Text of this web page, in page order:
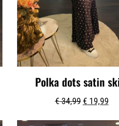
Polka dots satin
€34,99 € 19,99